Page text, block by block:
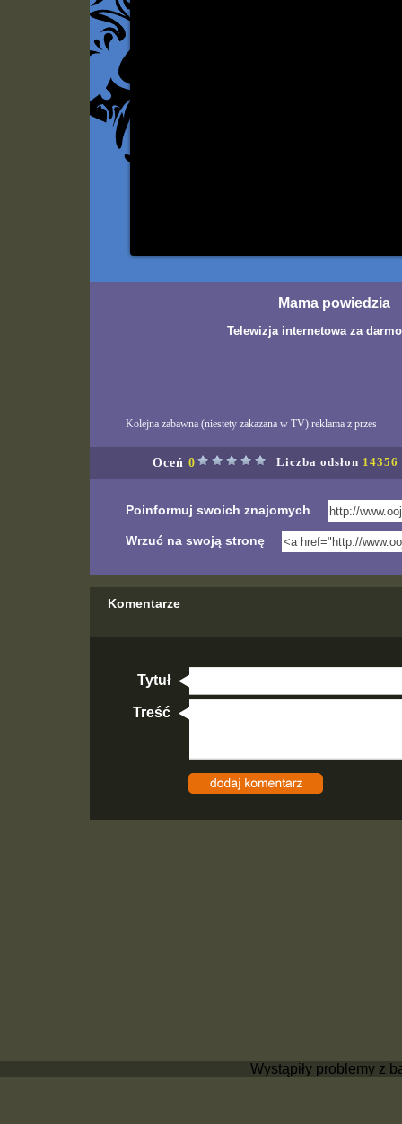
Mama powiedzia
Telewizja internetowa za
Kolejna zabawna (niestety zakazana w TV) reklama z przes
Oceń 0 Liczba odsłon 14356
Poinformuj swoich znajomych
Wrzuć na swoją stronę
Komentarze
Tytuł
Treść
Wystąpiły problemy z